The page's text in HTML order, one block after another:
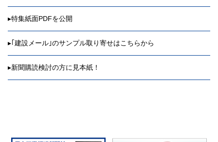
▸特集紙面PDFを公開
▸｢建設メール｣のサンプル取り寄せはこちらから
▸新聞購読検討の方に見本紙！